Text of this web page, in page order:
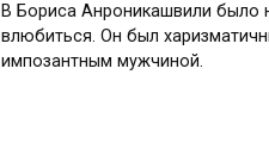
В Бориса Анроникашвили было
влюбиться. Он был
импозантным мужчиной.